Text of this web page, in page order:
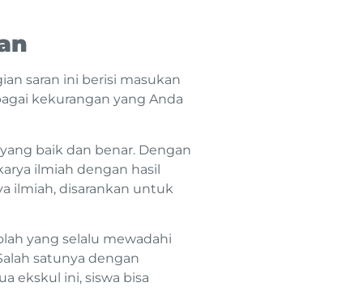
saran ini berisi masukan
kekurangan yang Anda
baik dan benar. Dengan
ilmiah dengan hasil
ilmiah, disarankan untuk
yang selalu mewadahi
satunya dengan
ekskul ini, siswa bisa